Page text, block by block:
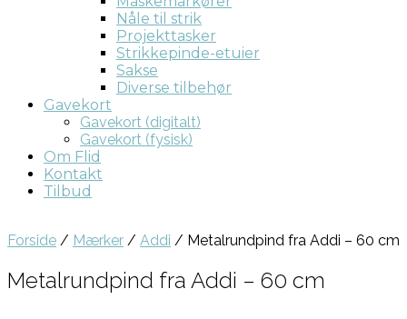
Nåle til strik
Projekttasker
Strikkepinde-etuier
Sakse
Diverse tilbehør
Gavekort
Gavekort (digitalt)
Gavekort (fysisk)
Om Flid
Kontakt
Tilbud
Forside / Mærker / Addi / Metalrundpind fra Addi – 60 cm
Metalrundpind fra Addi – 60 cm